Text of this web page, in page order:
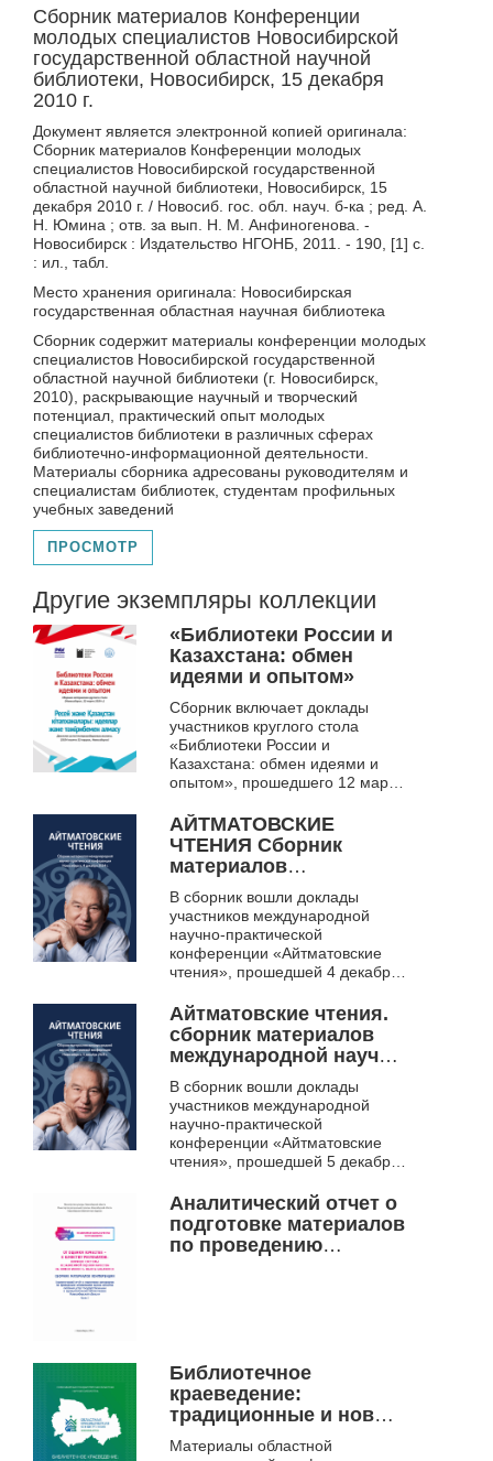
1993
1994
1995
1996
1997
1998
1999
2000
2001
2003
2004
2005
2006
2007
2008
2009
Сборник материалов Конференции
молодых специалистов Новосибирской
государственной областной научной
библиотеки, Новосибирск, 15 декабря
2010 г.
Документ является электронной копией оригинала:
Сборник материалов Конференции молодых
специалистов Новосибирской государственной
областной научной библиотеки, Новосибирск, 15
декабря 2010 г. / Новосиб. гос. обл. науч. б-ка ; ред. А.
Н. Юмина ; отв. за вып. Н. М. Анфиногенова. -
Новосибирск : Издательство НГОНБ, 2011. - 190, [1] с.
: ил., табл.
Место хранения оригинала: Новосибирская
государственная областная научная библиотека
Сборник содержит материалы конференции молодых
специалистов Новосибирской государственной
областной научной библиотеки (г. Новосибирск,
2010), раскрывающие научный и творческий
потенциал, практический опыт молодых
специалистов библиотеки в различных сферах
библиотечно-информационной деятельности.
Материалы сборника адресованы руководителям и
специалистам библиотек, студентам профильных
учебных заведений
ПРОСМОТР
Другие экземпляры коллекции
«Библиотеки России и
Казахстана: обмен
идеями и опытом»
Сборник включает доклады
участников круглого стола
«Библиотеки России и
Казахстана: обмен идеями и
опытом», прошедшего 12 марта
Тексты специалистов библиотек
из Казахстана ...
АЙТМАТОВСКИЕ
ЧТЕНИЯ Сборник
материалов
международной научно-
практической
конференции
(Новосибирск, 4
декабря 2024 г.)
В сборник вошли доклады
участников международной
научно-практической
конференции «Айтматовские
чтения», прошедшей 4 декабря
охватывает различные сферы
деятельности писателя: ...
Айтматовские чтения.
сборник материалов
международной научно-
практической
конференции
(Новосибирск, 5
декабря 2025 г.)
В сборник вошли доклады
участников международной
научно-практической
конференции «Айтматовские
чтения», прошедшей 5 декабря
охватывает различные сферы
деятельности писателя: ...
Аналитический отчет о
подготовке материалов
по проведению
библиотеками
Новосибирской
области
Библиотечное
краеведение:
традиционные и новые
формы сохранения
исторической памяти в
Материалы областной